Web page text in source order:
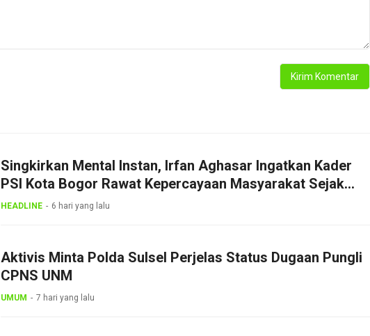
Singkirkan Mental Instan, Irfan Aghasar Ingatkan Kader
PSI Kota Bogor Rawat Kepercayaan Masyarakat Sejak
Dini
HEADLINE 6 hari yang lalu
Aktivis Minta Polda Sulsel Perjelas Status Dugaan Pungli
CPNS UNM
UMUM 7 hari yang lalu